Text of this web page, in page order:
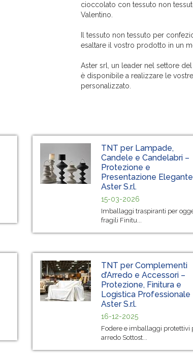
cioccolato con tessuto non
Valentino.
Il tessuto non tessuto per
esaltare il vostro prodotto in un
Aster srl, un leader nel settore
è disponibile a realizzare le
personalizzato.
TNT per Lampade,
Candele e Candelabri –
Protezione e
Presentazione Elegante
Aster S.r.l.
15-03-2026
Imballaggi traspiranti per
fragili Finitu...
TNT per Complementi
d’Arredo e Accessori –
Protezione, Finitura e
Logistica Professionale
Aster S.r.l.
16-12-2025
Fodere e imballaggi protettivi
arredo Sottost...